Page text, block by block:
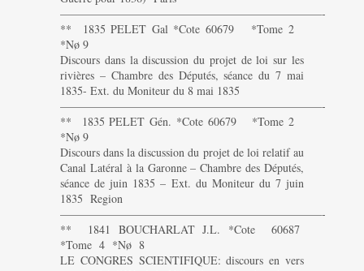
———————————————————————-
** 1835 PELET Gal *Cote 60679 *Tome 2
*Nø 9
Discours dans la discussion du projet de loi sur les
rivières – Chambre des Députés, séance du 7 mai
1835- Ext. du Moniteur du 8 mai 1835
———————————————————————-
** 1835 PELET Gén. *Cote 60679 *Tome 2
*Nø 9
Discours dans la discussion du projet de loi relatif au
Canal Latéral à la Garonne – Chambre des Députés,
séance de juin 1835 – Ext. du Moniteur du 7 juin
1835 Region
———————————————————————-
** 1841 BOUCHARLAT J.L. *Cote 60687
*Tome 4 *Nø 8
LE CONGRES SCIENTIFIQUE: discours en vers